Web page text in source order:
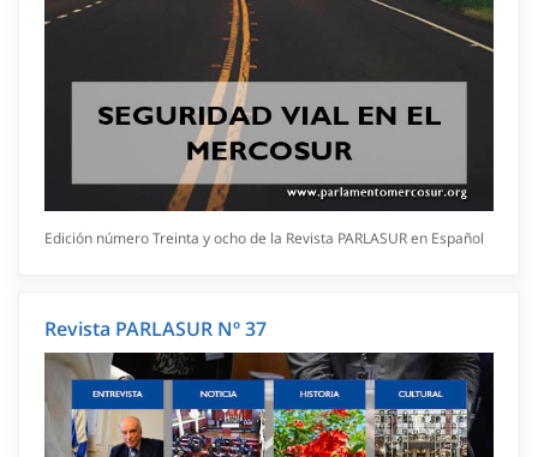
Edición número Treinta y ocho de la Revista PARLASUR en Español
Revista PARLASUR Nº 37